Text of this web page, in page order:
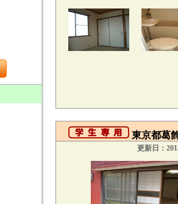
東京都葛
更新日：